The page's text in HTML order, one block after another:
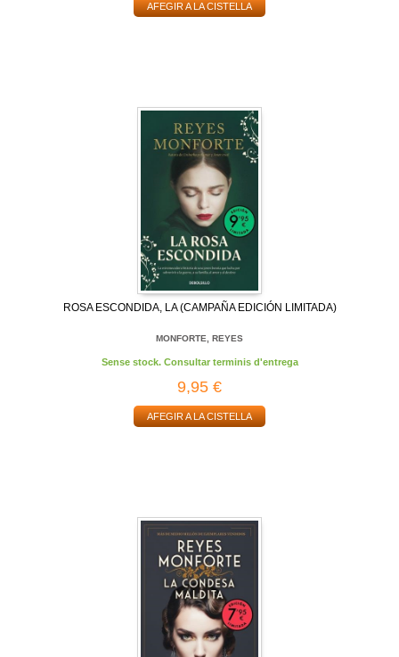
AFEGIR A LA CISTELLA
ROSA ESCONDIDA, LA (CAMPAÑA EDICIÓN LIMITADA)
MONFORTE, REYES
Sense stock. Consultar terminis d'entrega
9,95 €
AFEGIR A LA CISTELLA